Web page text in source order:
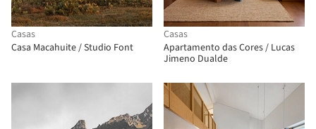
Casas
Casa Macahuite / Studio Font
Casas
Apartamento das Cores / Lucas
Jimeno Dualde